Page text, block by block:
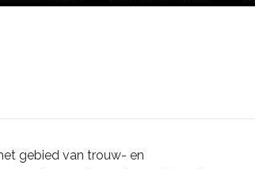
gebied van trouw- en